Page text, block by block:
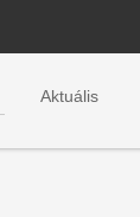
Aktuális